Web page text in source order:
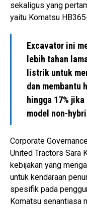
sekaligus yang
yaitu Komatsu
Excavator ini
lebih tahan
listrik untuk
dan membantu
hingga 17%
model non-
Corporate
United Tractors Sara
kebijakan yang
untuk kendaraan
spesifik pada
Komatsu senantiasa